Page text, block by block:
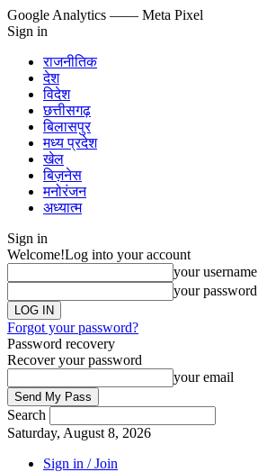
Google Analytics —— Meta Pixel
Sign in
राजनीतिक
देश
विदेश
छत्तीसगढ़
बिलासपुर
मध्य प्रदेश
खेल
बिज़नेस
मनोरंजन
अध्यात्म
Sign in
Welcome!Log into your account
your username
your password
Forgot your password?
Password recovery
Recover your password
your email
Search
Saturday, August 8, 2026
Sign in / Join